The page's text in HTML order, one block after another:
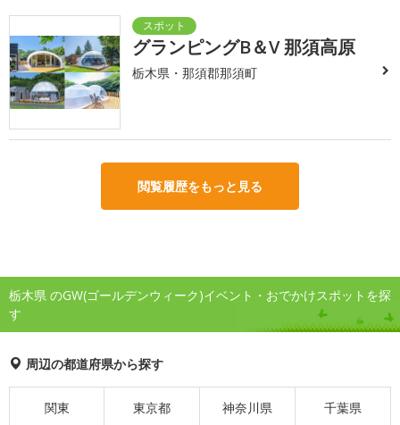
グランピングB＆V 那須高原
栃木県・那須郡那須町
閲覧履歴をもっと見る
栃木県 のGW(ゴールデンウィーク)イベント・おでかけスポットを探
す
周辺の都道府県から探す
関東 東京都 神奈川県 千葉県